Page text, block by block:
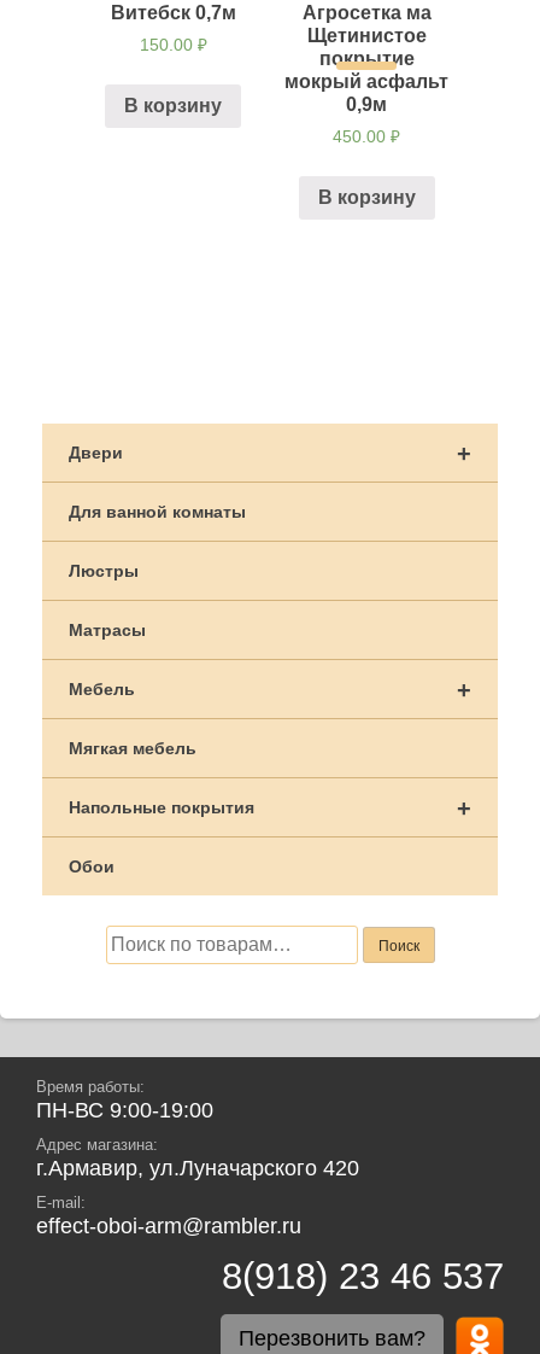
Витебск 0,7м
150.00 ₽
В корзину
Агросетка ма
Щетинистое
покрытие
мокрый асфальт
0,9м
450.00₽
В корзину
по
записям
+
Двери
Для ванной комнаты
Люстры
Матрасы
+
Мебель
Мягкая мебель
+
Напольные покрытия
Обои
Искать: Поиск
Время работы:
ПН-ВС 9:00-19:00
Адрес магазина:
г.Армавир, ул.Луначарского 420
E-mail:
effect-oboi-arm@rambler.ru
8(918) 23 46 537
Перезвонить вам?